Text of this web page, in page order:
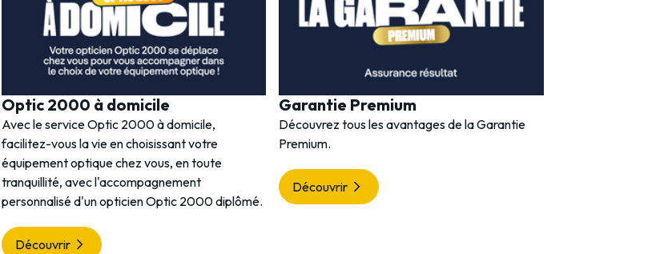
Optic 2000 à domicile
Avec le service Optic 2000 à domicile,
facilitez-vous la vie en choisissant votre
équipement optique chez vous, en toute
tranquillité, avec l'accompagnement
personnalisé d'un opticien Optic 2000 diplômé.
Découvrir
Garantie Premium
Découvrez tous les avantages de la Garantie
Premium.
Découvrir